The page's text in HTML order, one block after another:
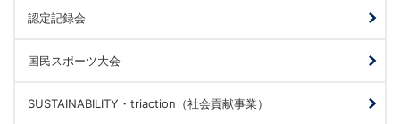
認定記録会
国民スポーツ大会
SUSTAINABILITY・triaction（社会貢献事業）